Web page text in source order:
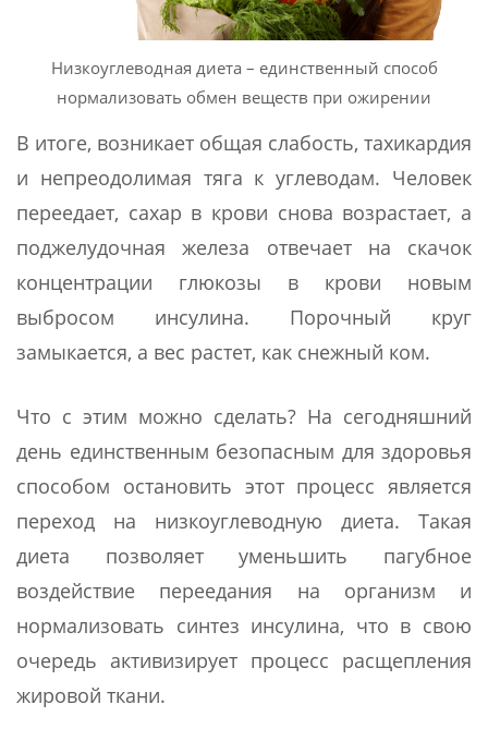
Низкоуглеводная диета – единственный способ
нормализовать обмен веществ при ожирении
В итоге, возникает общая слабость, тахикардия
и непреодолимая тяга к углеводам. Человек
переедает, сахар в крови снова возрастает, а
поджелудочная железа отвечает на скачок
концентрации глюкозы в крови новым
выбросом инсулина. Порочный круг
замыкается, а вес растет, как снежный ком.
Что с этим можно сделать? На сегодняшний
день единственным безопасным для здоровья
способом остановить этот процесс является
переход на низкоуглеводную диета. Такая
диета позволяет уменьшить пагубное
воздействие переедания на организм и
нормализовать синтез инсулина, что в свою
очередь активизирует процесс расщепления
жировой ткани.